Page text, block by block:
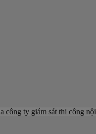
công ty giám sát thi công